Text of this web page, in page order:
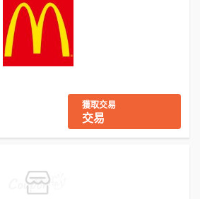
獲取交易
交易